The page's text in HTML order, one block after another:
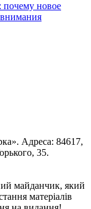
новое
Адреса: 84617,
35.
майданчик, який
матеріалів